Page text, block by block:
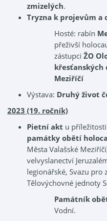
zmizelých.
Tryzna k projevům a
Hosté: rabín
přeživší
zástupci ŽO
křesťanských
Meziříčí
Výstava: Druhý život
2023 (19. ročník)
Pietní akt u příležitosti
památky obětí
Města Valašské
velvyslanectví
legionářské, Svazu
Tělovýchovné jednoty
Památník
Vodní.